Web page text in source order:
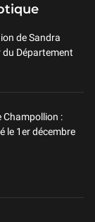
de Sandra
du Département
Champollion :
le 1er décembre
des
des
plus